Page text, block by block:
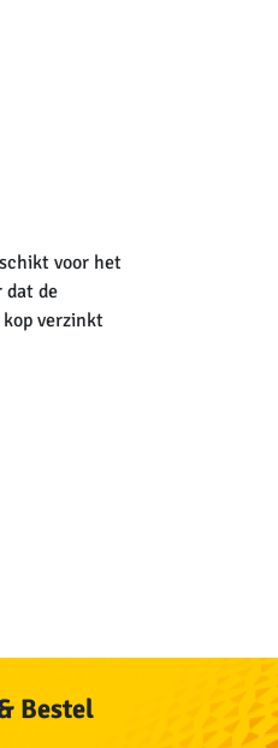
voor het
dat de
verzinkt
Bestel